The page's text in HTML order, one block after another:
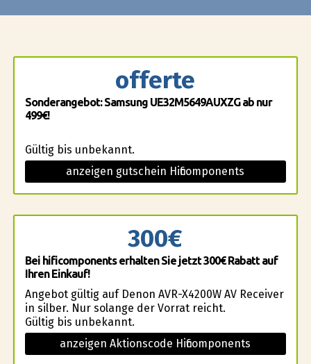
offerte
Sonderangebot: Samsung UE32M5649AUXZG ab nur
499€!
Gültig bis unbekannt.
anzeigen gutschein Hificomponents
300€
Bei hificomponents erhalten Sie jetzt 300€ Rabatt auf
Ihren Einkauf!
Angebot gültig auf Denon AVR-X4200W AV Receiver
in silber. Nur solange der Vorrat reicht.
Gültig bis unbekannt.
anzeigen Aktionscode Hificomponents